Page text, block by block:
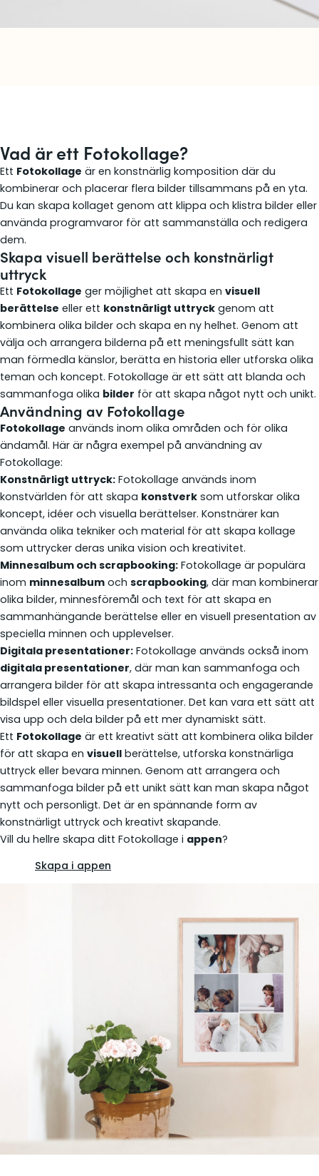
Vad är ett Fotokollage?
Ett Fotokollage är en konstnärlig komposition där du
kombinerar och placerar flera bilder tillsammans på en yta.
Du kan skapa kollaget genom att klippa och klistra bilder eller
använda programvaror för att sammanställa och redigera
dem.
Skapa visuell berättelse och konstnärligt
uttryck
Ett Fotokollage ger möjlighet att skapa en visuell
berättelse eller ett konstnärligt uttryck genom att
kombinera olika bilder och skapa en ny helhet. Genom att
välja och arrangera bilderna på ett meningsfullt sätt kan
man förmedla känslor, berätta en historia eller utforska olika
teman och koncept. Fotokollage är ett sätt att blanda och
sammanfoga olika bilder för att skapa något nytt och unikt.
Användning av Fotokollage
Fotokollage används inom olika områden och för olika
ändamål. Här är några exempel på användning av
Fotokollage:
Konstnärligt uttryck: Fotokollage används inom
konstvärlden för att skapa konstverk som utforskar olika
koncept, idéer och visuella berättelser. Konstnärer kan
använda olika tekniker och material för att skapa kollage
som uttrycker deras unika vision och kreativitet.
Minnesalbum och scrapbooking: Fotokollage är populära
inom minnesalbum och scrapbooking, där man kombinerar
olika bilder, minnesföremål och text för att skapa en
sammanhängande berättelse eller en visuell presentation av
speciella minnen och upplevelser.
Digitala presentationer: Fotokollage används också inom
digitala presentationer, där man kan sammanfoga och
arrangera bilder för att skapa intressanta och engagerande
bildspel eller visuella presentationer. Det kan vara ett sätt att
visa upp och dela bilder på ett mer dynamiskt sätt.
Ett Fotokollage är ett kreativt sätt att kombinera olika bilder
för att skapa en visuell berättelse, utforska konstnärliga
uttryck eller bevara minnen. Genom att arrangera och
sammanfoga bilder på ett unikt sätt kan man skapa något
nytt och personligt. Det är en spännande form av
konstnärligt uttryck och kreativt skapande.
Vill du hellre skapa ditt Fotokollage i appen?
Skapa i appen